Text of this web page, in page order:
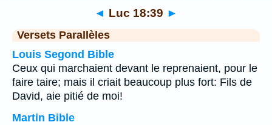
◄ Luc 18:39 ►
Versets Parallèles
Louis Segond Bible
Ceux qui marchaient devant le reprenaient, pour le
faire taire; mais il criait beaucoup plus fort: Fils de
David, aie pitié de moi!
Martin Bible